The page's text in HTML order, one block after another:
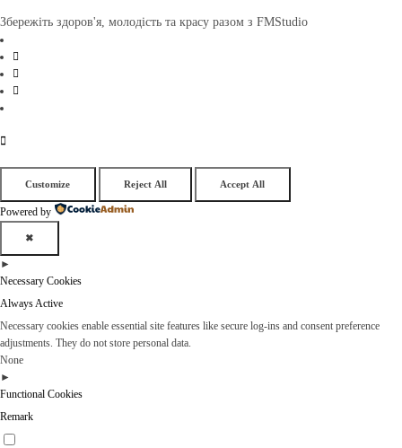
Збережіть здоров'я, молодість та красу разом з FMStudio
Customize Reject All Accept All
Powered by
✖
►
Necessary Cookies
Always Active
Necessary cookies enable essential site features like secure log-ins and consent preference
adjustments. They do not store personal data.
None
►
Functional Cookies
Remark